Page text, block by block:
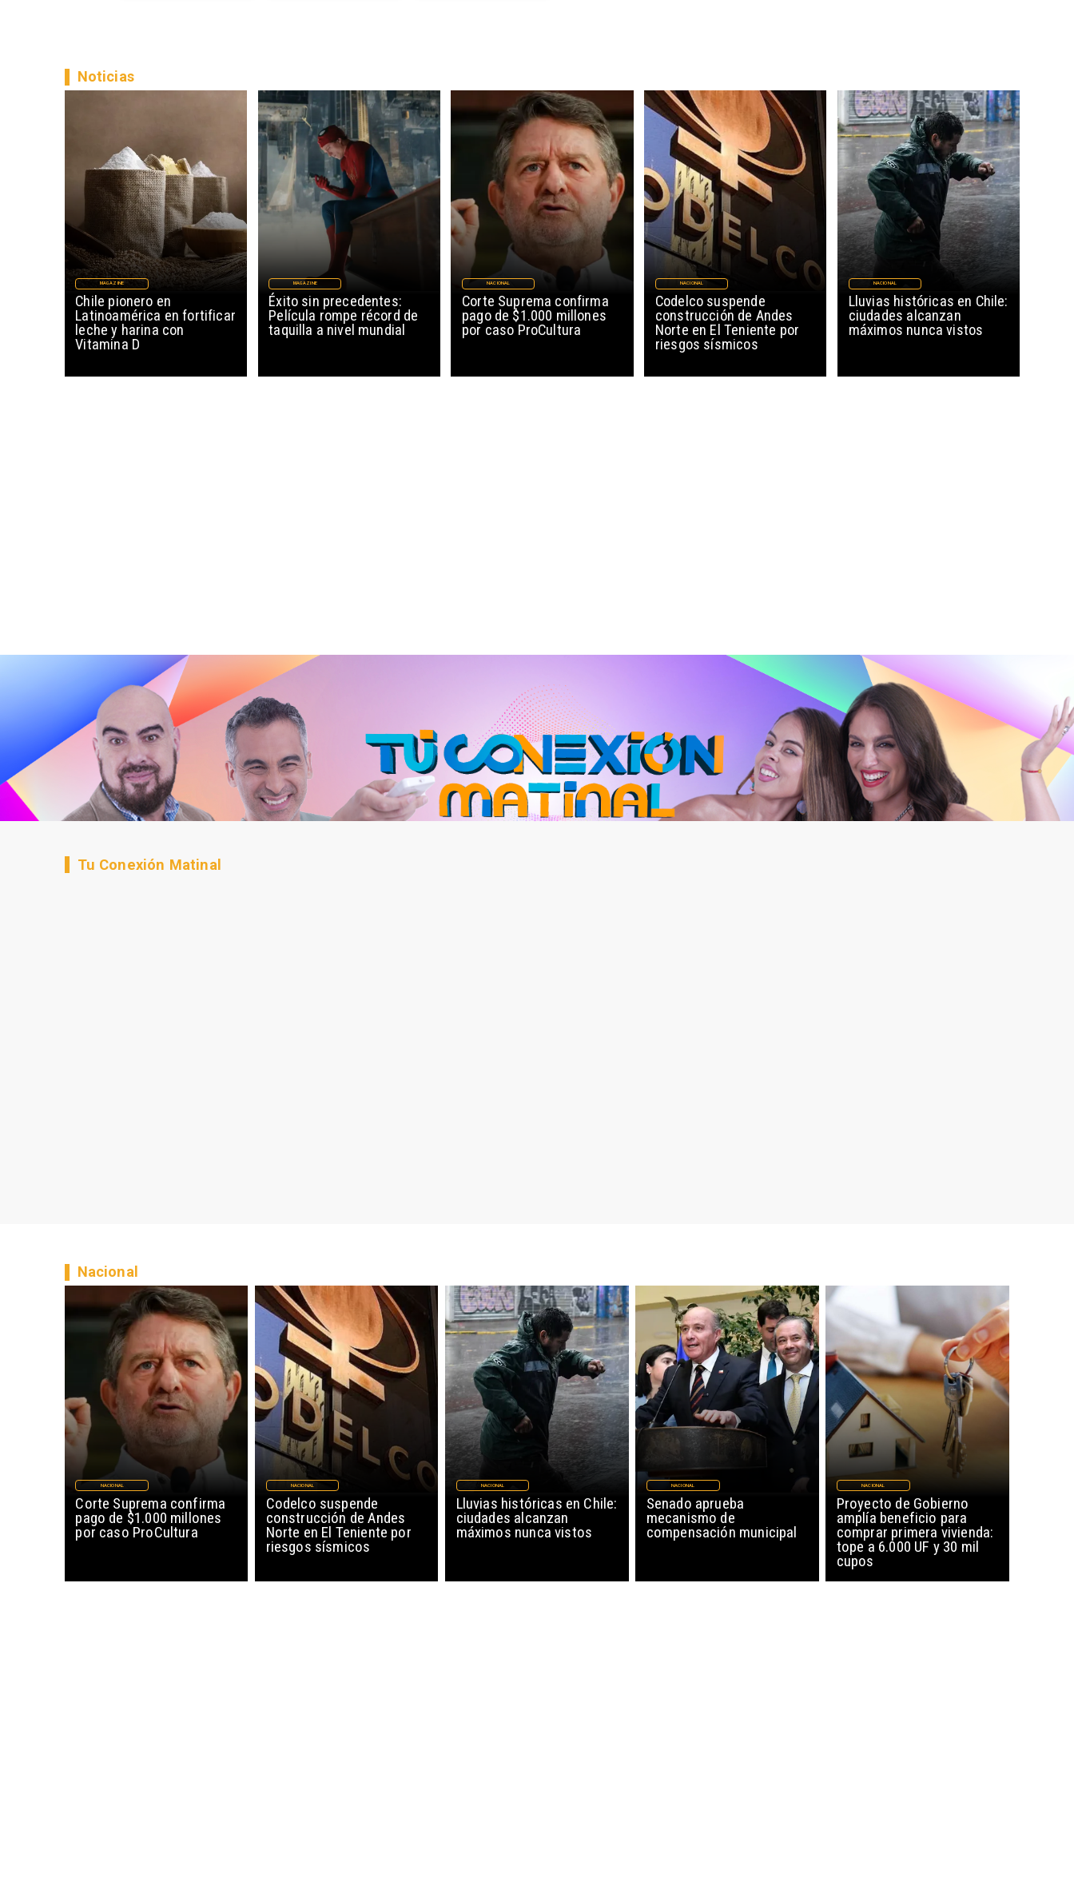
Chile pionero en
Latinoamérica en fortificar
leche y harina con
Vitamina D
MAGAZINE
Noticias
Éxito sin precedentes:
Película rompe récord de
taquilla a nivel mundial
MAGAZINE
Corte Suprema confirma
pago de $1.000 millones
por caso ProCultura
NACIONAL
Codelco suspende
construcción de Andes
Norte en El Teniente por
riesgos sísmicos
NACIONAL
Lluvias históricas en Chile:
ciudades alcanzan
máximos nunca vistos
NACIONAL
Tu Conexión Matinal
Corte Suprema confirma
pago de $1.000 millones
por caso ProCultura
NACIONAL
Codelco suspende
construcción de Andes
Norte en El Teniente por
riesgos sísmicos
NACIONAL
Lluvias históricas en Chile:
ciudades alcanzan
máximos nunca vistos
NACIONAL
Senado aprueba
mecanismo de
compensación municipal
NACIONAL
Proyecto de Gobierno
amplía beneficio para
comprar primera vivienda:
tope a 6.000 UF y 30 mil
cupos
NACIONAL
Nacional